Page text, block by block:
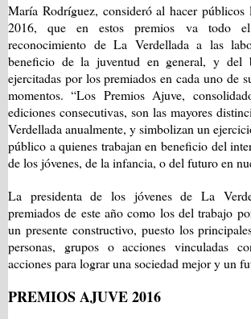
María Rodríguez, consideró al hacer públicos
2016, que en estos premios va todo
reconocimiento de La Verdellada a las
beneficio de la juventud en general, y del
ejercitadas por los premiados en cada uno de
momentos. “Los Premios Ajuve,
ediciones consecutivas, son las mayores
Verdellada anualmente, y simbolizan un
público a quienes trabajan en beneficio del
de los jóvenes, de la infancia, o del futuro en
La presidenta de los jóvenes de La
premiados de este año como los del trabajo
un presente constructivo, puesto los
personas, grupos o acciones vinculadas
acciones para lograr una sociedad mejor y un
PREMIOS AJUVE 2016